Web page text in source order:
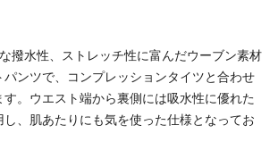
撥水性、ストレッチ性に富んだウーブン素材
ンツで、コンプレッションタイツと合わせ
。ウエスト端から裏側には吸水性に優れた
し、肌あたりにも気を使った仕様となってお